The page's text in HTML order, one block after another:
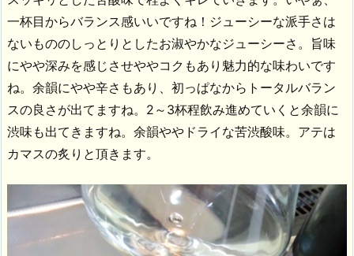
一杯目からバランス感いいですね！ジューシーな派手さは
ないもののしっとりとしたお淑やかなジューシーさ。旨味
にやや深みを感じさせややコクもあり魅力的な味わいです
ね。余韻にやや辛さもあり、初っぱなからトータルバラン
スの良さが出てますね。2～3杯程飲み進めていくと余韻に
渋味も出てきますね。余韻ややドライな苦渋酸味。アテは
カマスの炙りと頂きます。